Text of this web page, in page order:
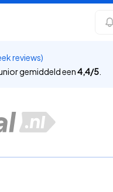
reviews)
gemiddeld een4,4/5